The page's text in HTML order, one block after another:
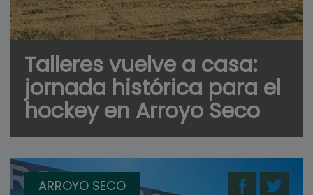
Talleres vuelve a casa:
jornada histórica para el
hockey en Arroyo Seco
ARROYO SECO